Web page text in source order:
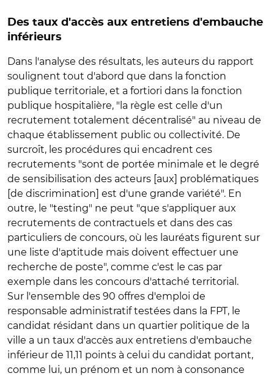
Des taux d'accès aux entretiens d'embauche
inférieurs
Dans l'analyse des résultats, les auteurs du rapport
soulignent tout d'abord que dans la fonction
publique territoriale, et a fortiori dans la fonction
publique hospitalière, "la règle est celle d'un
recrutement totalement décentralisé" au niveau de
chaque établissement public ou collectivité. De
surcroît, les procédures qui encadrent ces
recrutements "sont de portée minimale et le degré
de sensibilisation des acteurs [aux] problématiques
[de discrimination] est d'une grande variété". En
outre, le "testing" ne peut "que s'appliquer aux
recrutements de contractuels et dans des cas
particuliers de concours, où les lauréats figurent sur
une liste d'aptitude mais doivent effectuer une
recherche de poste", comme c'est le cas par
exemple dans les concours d'attaché territorial.
Sur l'ensemble des 90 offres d'emploi de
responsable administratif testées dans la FPT, le
candidat résidant dans un quartier politique de la
ville a un taux d'accès aux entretiens d'embauche
inférieur de 11,11 points à celui du candidat portant,
comme lui, un prénom et un nom à consonance